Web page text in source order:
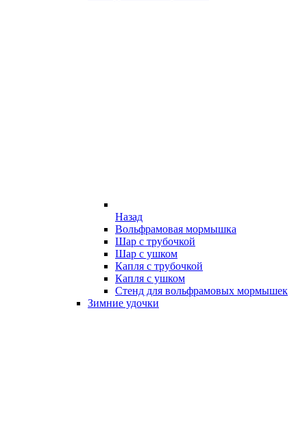
Назад
Вольфрамовая мормышка
Шар с трубочкой
Шар с ушком
Капля с трубочкой
Капля с ушком
Стенд для вольфрамовых мормышек
Зимние удочки